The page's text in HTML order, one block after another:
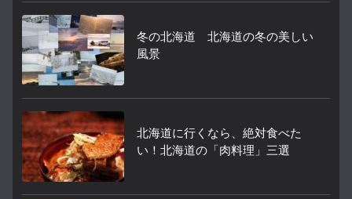
冬の北海道 北海道の冬の美しい
風景
北海道に行くなら、絶対食べた
い！北海道の「肉料理」三選